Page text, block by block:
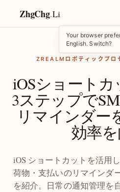
ZhgChg.Li
Your browser
English. Switch?
ZREALMロボティックプロ
iOSショートカ
3ステップで
リマインダー
効率
iOS ショートカットを活用
荷物・支払いのリマインダ
を紹介。日常の通知管理を